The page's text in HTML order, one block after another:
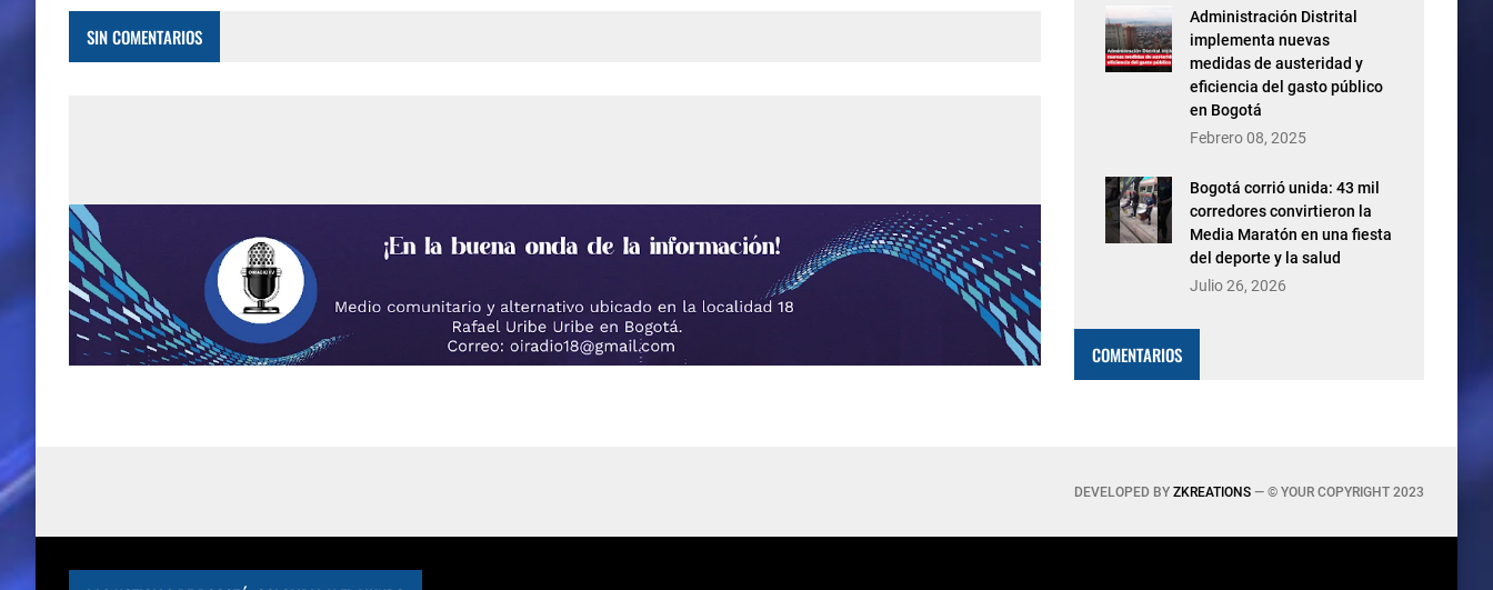
SIN COMENTARIOS
Administración Distrital
implementa nuevas
medidas de austeridad y
eficiencia del gasto público
en Bogotá
Febrero 08, 2025
Bogotá corrió unida: 43 mil
corredores convirtieron la
Media Maratón en una fiesta
del deporte y la salud
Julio 26, 2026
COMENTARIOS
DEVELOPED BY ZKREATIONS — © YOUR COPYRIGHT 2023